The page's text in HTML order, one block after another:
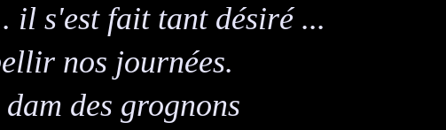
il s'est fait tant désiré ...
nos journées.
des grognons